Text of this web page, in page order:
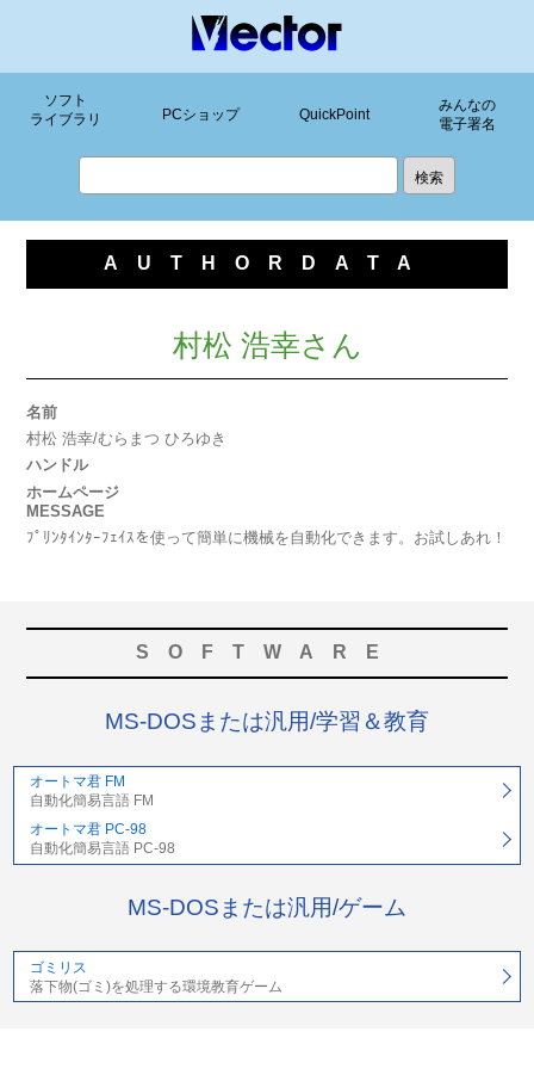
ソフト
ライブラリ
PCショップ QuickPoint
みんなの
電子署名
AUTHORDATA
村松 浩幸さん
名前
村松 浩幸/むらまつ ひろゆき
ハンドル
ホームページ
MESSAGE
ﾌﾟﾘﾝﾀｲﾝﾀｰﾌｪｲｽを使って簡単に機械を自動化できます。お試しあれ！
SOFTWARE
MS-DOSまたは汎用/学習＆教育
オートマ君 FM
自動化簡易言語 FM
オートマ君 PC-98
自動化簡易言語 PC-98
MS-DOSまたは汎用/ゲーム
ゴミリス
落下物(ゴミ)を処理する環境教育ゲーム